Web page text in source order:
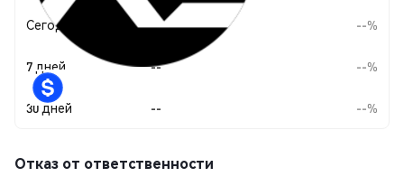
Сегодня -- --%
7 дней -- --%
30 дней -- --%
Отказ от ответственности